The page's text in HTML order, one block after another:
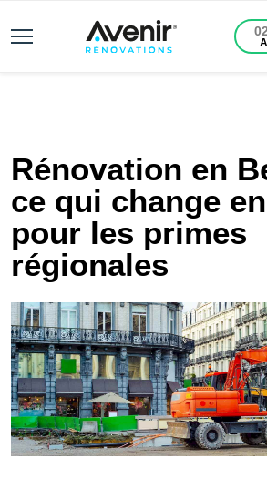
Rénovation en
ce qui change
pour les primes
régionales